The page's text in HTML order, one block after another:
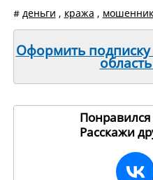
# деньги , кража ,
Оформить подписку
Расскажи